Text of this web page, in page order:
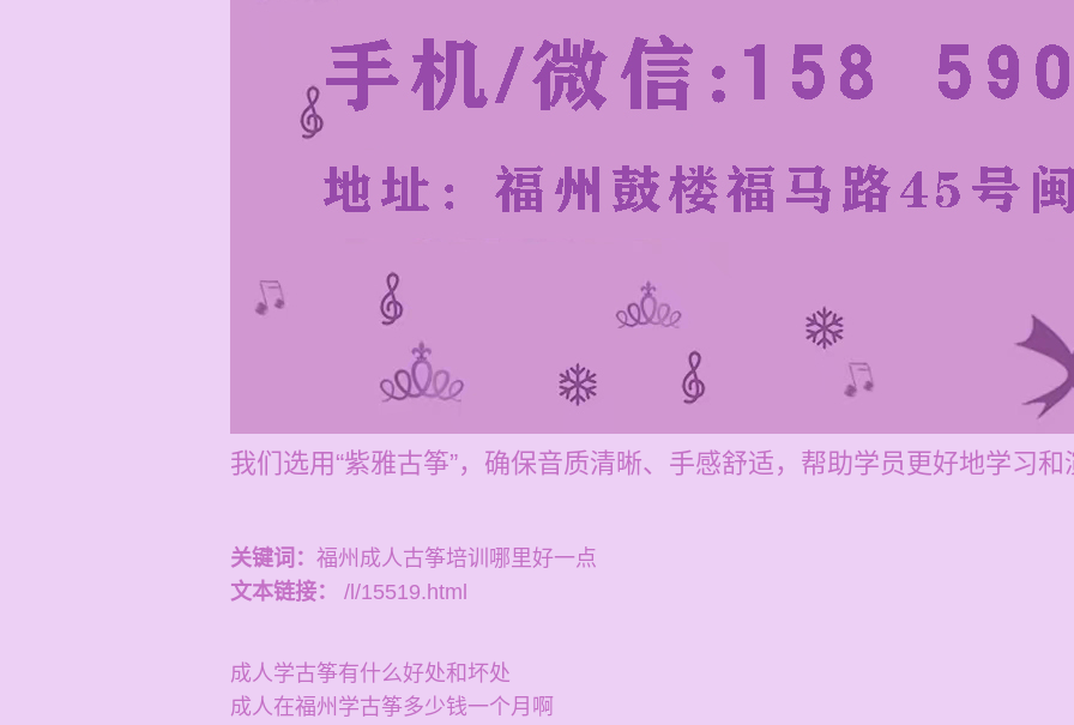
我们选用“紫雅古筝”，确保音质清晰、手感舒适，帮助学员更好地学习和
关键词： 福州成人古筝培训哪里好一点
文本链接：
/l/15519.html
成人学古筝有什么好处和坏处
成人在福州学古筝多少钱一个月啊